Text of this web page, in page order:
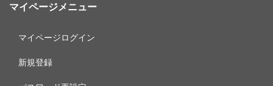
マイページメニュー
マイページログイン
新規登録